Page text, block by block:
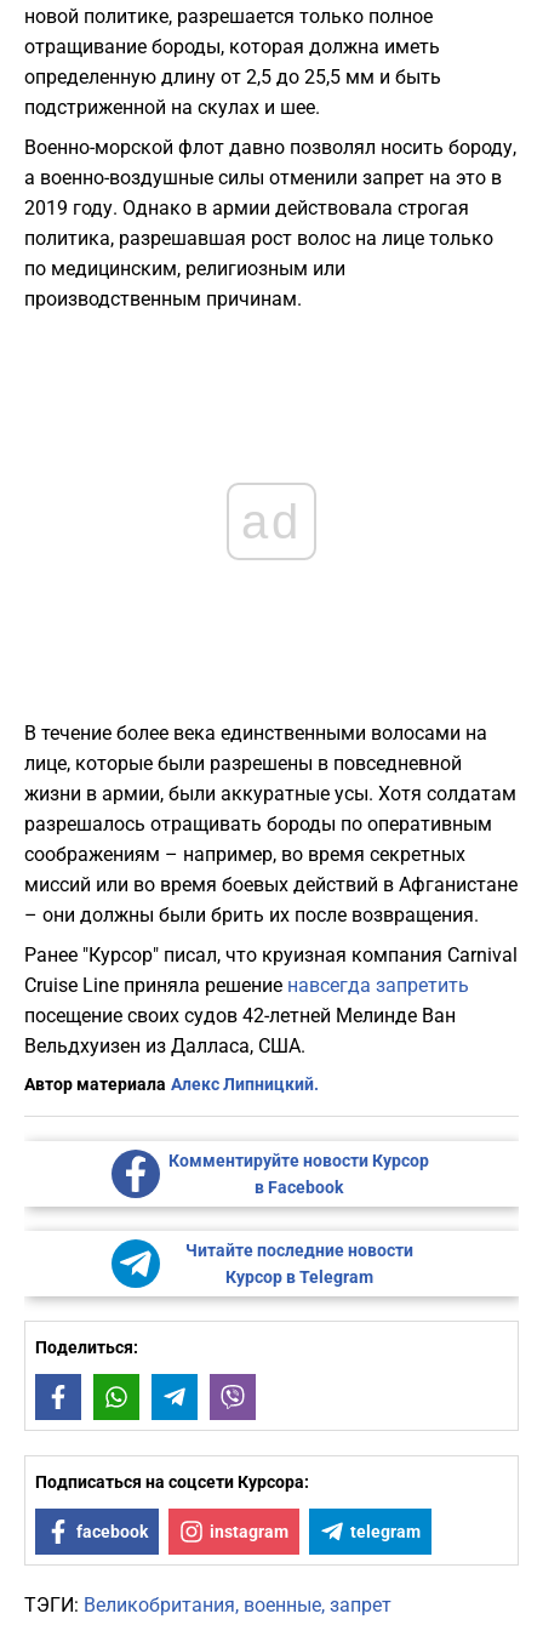
новой политике, разрешается только полное
отращивание бороды, которая должна иметь
определенную длину от 2,5 до 25,5 мм и быть
подстриженной на скулах и шее.
Военно-морской флот давно позволял носить бороду,
а военно-воздушные силы отменили запрет на это в
2019 году. Однако в армии действовала строгая
политика, разрешавшая рост волос на лице только
по медицинским, религиозным или
производственным причинам.
ad
В течение более века единственными волосами на
лице, которые были разрешены в повседневной
жизни в армии, были аккуратные усы. Хотя солдатам
разрешалось отращивать бороды по оперативным
соображениям – например, во время секретных
миссий или во время боевых действий в Афганистане
– они должны были брить их после возвращения.
Ранее "Курсор" писал, что круизная компания Carnival
Cruise Line приняла решение навсегда запретить
посещение своих судов 42-летней Мелинде Ван
Вельдхуизен из Далласа, США.
Автор материала Алекс Липницкий.
Комментируйте новости Курсор
в Facebook
Читайте последние новости
Курсор в Telegram
Поделиться:
FacebookWhatsAppTelegram
Подписаться на соцсети Курсора:
facebook instagram telegram
ТЭГИ: Великобритания военные запрет